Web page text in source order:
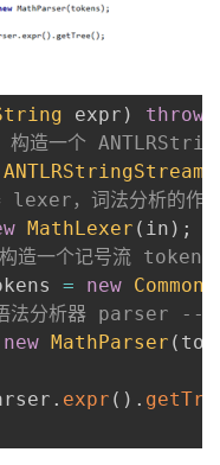
expr )
throws
构造一个
ANTLRStringStream
，词法分析的作
MathLexer ( in ) ;
一个记号流
= new
分析器 parser --完
new MathParser (
. expr ( ) .